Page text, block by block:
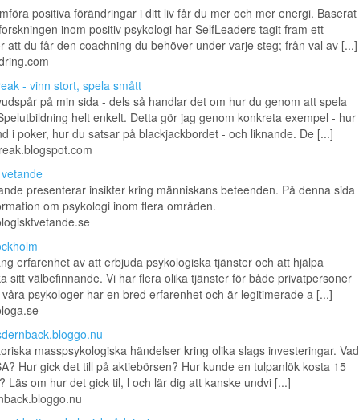
positiva förändringar i ditt liv får du mer och mer energi. Baserat
inom positiv psykologi har SelfLeaders tagit fram ett
att du får den coachning du behöver under varje steg; från val av [...]
- vinn stort, spela smått
på min sida - dels så handlar det om hur du genom att spela
helt enkelt. Detta gör jag genom konkreta exempel - hur
i poker, hur du satsar på blackjackbordet - och liknande. De [...]
presenterar insikter kring människans beteenden. På denna sida
om psykologi inom flera områden.
erfarenhet av att erbjuda psykologiska tjänster och att hjälpa
sitt välbefinnande. Vi har flera olika tjänster för både privatpersoner
psykologer har en bred erfarenhet och är legitimerade a [...]
masspsykologiska händelser kring olika slags investeringar. Vad
Hur gick det till på aktiebörsen? Hur kunde en tulpanlök kosta 15
Läs om hur det gick til, l och lär dig att kanske undvi [...]